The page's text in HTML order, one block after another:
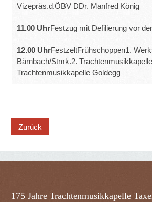
Vizepräs.d.ÖBV DDr. Manfred König
11.00 UhrFestzug mit Defilierung vor
12.00 UhrFestzeltFrühschoppen1.
Bärnbach/Stmk.2.
Trachtenmusikkapelle Goldegg
button
175 Jahre Trachtenmusikkapelle